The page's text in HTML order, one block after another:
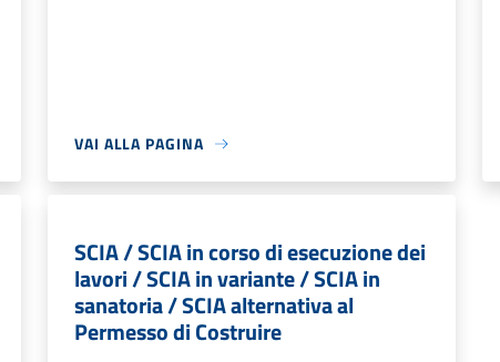
VAI ALLA PAGINA
SCIA / SCIA in corso di esecuzione dei
lavori / SCIA in variante / SCIA in
sanatoria / SCIA alternativa al
Permesso di Costruire